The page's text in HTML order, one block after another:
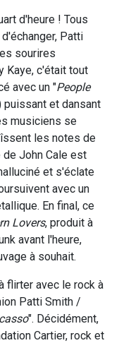
d'heure ! Tous
Patti
sourires
Kaye, c'était tout
avec un "People
puissant et dansant
musiciens se
les notes de
John Cale est
et s'éclate
avec un
En final, ce
Lovers, produit à
avant l'heure,
à souhait.
flirter avec le rock à
Patti Smith /
". Décidément,
Cartier, rock et